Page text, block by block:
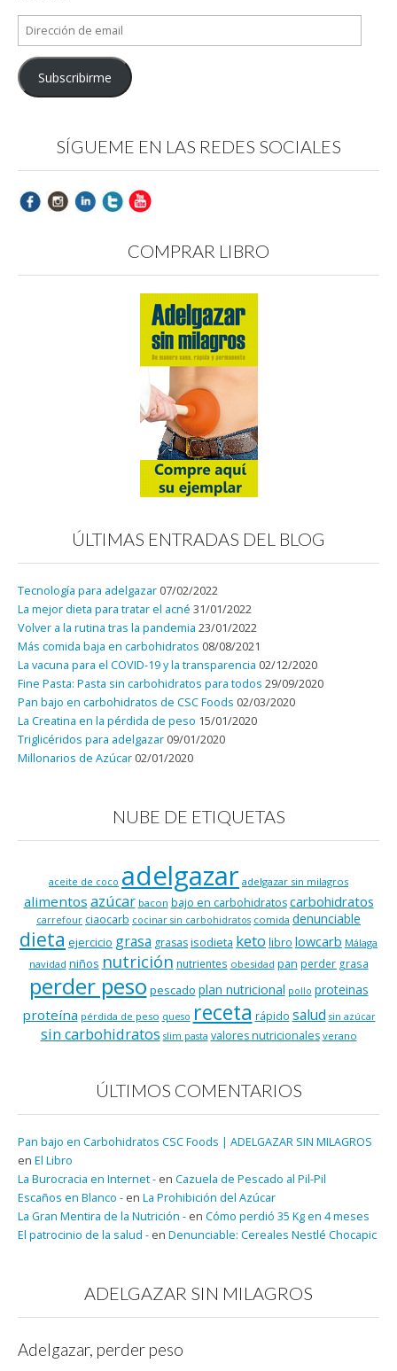
Dirección
de
email
Subscribirme
SÍGUEME EN LAS REDES SOCIALES
COMPRAR LIBRO
ÚLTIMAS ENTRADAS DEL BLOG
Tecnología para adelgazar 07/02/2022
La mejor dieta para tratar el acné 31/01/2022
Volver a la rutina tras la pandemia 23/01/2022
Más comida baja en carbohidratos 08/08/2021
La vacuna para el COVID-19 y la transparencia 02/12/2020
Fine Pasta: Pasta sin carbohidratos para todos 29/09/2020
Pan bajo en carbohidratos de CSC Foods 02/03/2020
La Creatina en la pérdida de peso 15/01/2020
Triglicéridos para adelgazar 09/01/2020
Millonarios de Azúcar 02/01/2020
NUBE DE ETIQUETAS
aceite de coco adelgazar adelgazar sin milagros
alimentos azúcar bacon bajo en carbohidratos carbohidratos
carrefour ciaocarb cocinar sin carbohidratos comida denunciable
dieta ejercicio grasa grasasisodieta keto libro lowcarb Málaga
navidad niños nutrición nutrientes obesidad pan perder grasa
perder peso pescado plan nutricional pollo proteinas
proteína pérdida de peso queso receta rápido salud sin azúcar
sin carbohidratos slim pasta valores nutricionales verano
ÚLTIMOS COMENTARIOS
Pan bajo en Carbohidratos CSC Foods | ADELGAZAR SIN MILAGROS
en El Libro
La Burocracia en Internet - en Cazuela de Pescado al Pil-Pil
Escaños en Blanco - en La Prohibición del Azúcar
La Gran Mentira de la Nutrición - en Cómo perdió 35 Kg en 4 meses
El patrocinio de la salud - en Denunciable: Cereales Nestlé Chocapic
ADELGAZAR SIN MILAGROS
Adelgazar, perder peso